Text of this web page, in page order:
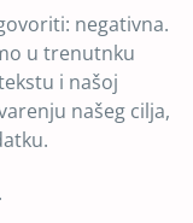
negativna.
u trenutnku
i našoj
našeg cilja,